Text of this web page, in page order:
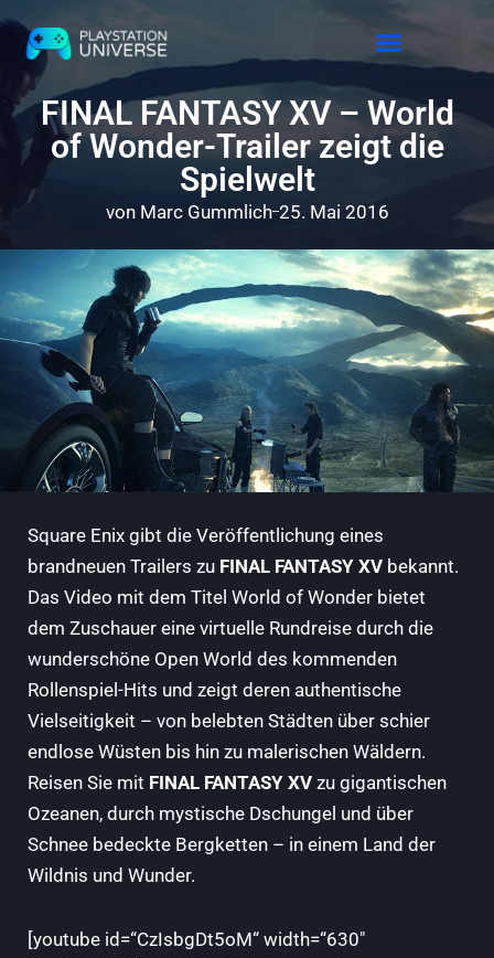
FINAL FANTASY XV – World
of Wonder-Trailer zeigt die
Spielwelt
von Marc Gummlich 25. Mai 2016
Square Enix gibt die Veröffentlichung eines
brandneuen Trailers zu FINAL FANTASY XV bekannt.
Das Video mit dem Titel World of Wonder bietet
dem Zuschauer eine virtuelle Rundreise durch die
wunderschöne Open World des kommenden
Rollenspiel-Hits und zeigt deren authentische
Vielseitigkeit – von belebten Städten über schier
endlose Wüsten bis hin zu malerischen Wäldern.
Reisen Sie mit FINAL FANTASY XV zu gigantischen
Ozeanen, durch mystische Dschungel und über
Schnee bedeckte Bergketten – in einem Land der
Wildnis und Wunder.
[youtube id=“CzIsbgDt5oM“ width=“630″